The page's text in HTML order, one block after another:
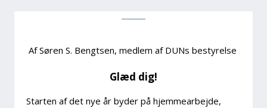
Af Søren S. Bengtsen, medlem af DUNs bestyrelse
Glæd dig!
Starten af det nye år byder på hjemmearbejde,